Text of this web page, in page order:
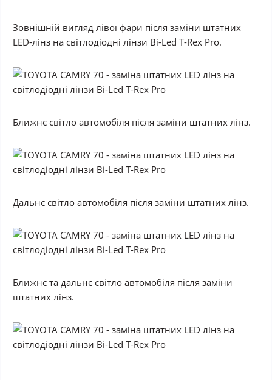
Зовнішній вигляд лівої фари після заміни штатних
LED-лінз на світлодіодні лінзи Bi-Led T-Rex Pro.
Ближнє світло автомобіля після заміни штатних лінз.
Дальнє світло автомобіля після заміни штатних лінз.
Ближнє та дальнє світло автомобіля після заміни
штатних лінз.